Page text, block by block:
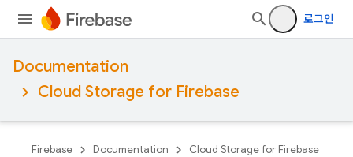
로그인
Documentation
Cloud Storage for Firebase
Firebase Documentation
Cloud Storage for Firebase